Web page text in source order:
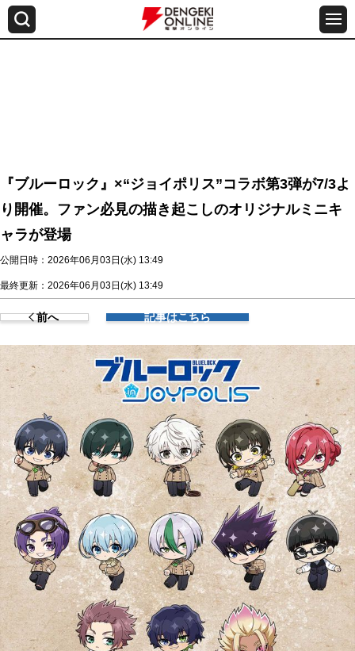
『ブルーロック』×“ジョイポリス”コラボ第3弾が7/3よ
り開催。ファン必見の描き起こしのオリジナルミニキ
ャラが登場
公開日時：2026年06月03日(水) 13:49
最終更新：2026年06月03日(水) 13:49
前へ 記事はこちら